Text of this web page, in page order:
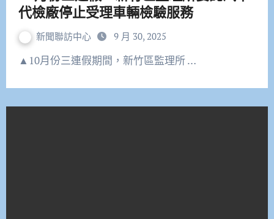
代檢廠停止受理車輛檢驗服務
新聞聯訪中心 9 月 30, 2025
▲10月份三連假期間，新竹區監理所 …